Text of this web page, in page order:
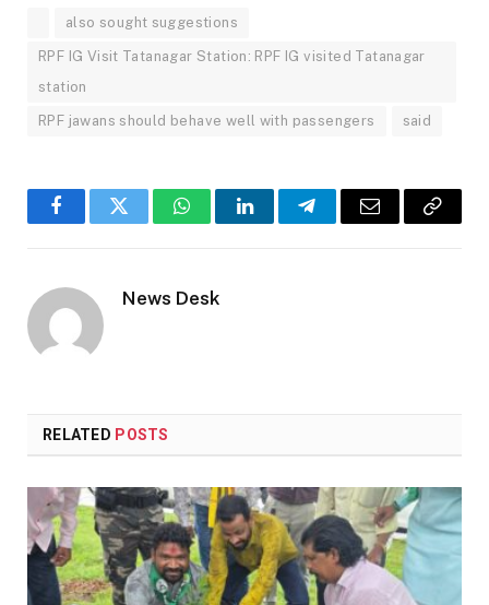
also sought suggestions
RPF IG Visit Tatanagar Station: RPF IG visited Tatanagar
station
RPF jawans should behave well with passengers said
FacebookTwitter WhatsAppLinkedInTelegramEmail
Copy
News Desk
RELATED POSTS